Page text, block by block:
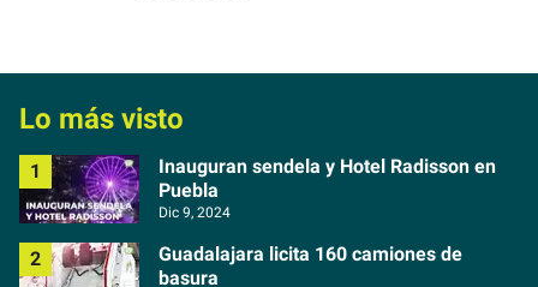
Lo más visto
Inauguran sendela y Hotel Radisson en
Puebla
Dic 9, 2024
Guadalajara licita 160 camiones de
basura